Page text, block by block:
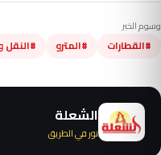
وسوم الخبر
#القطارات #المترو #النقل
الشعلة
نور في الطريق